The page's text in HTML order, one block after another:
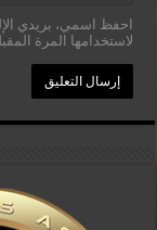
احفظ اسمي، بريدي
لاستخدامها المرة